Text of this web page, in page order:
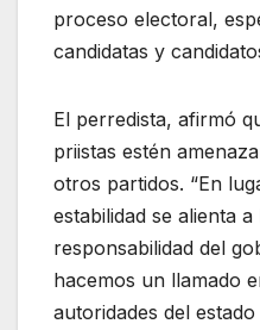
proceso electoral,
candidatas y
El perredista, afirmó
priistas estén
otros partidos. “En
estabilidad se alienta
responsabilidad del
hacemos un llamado
autoridades del